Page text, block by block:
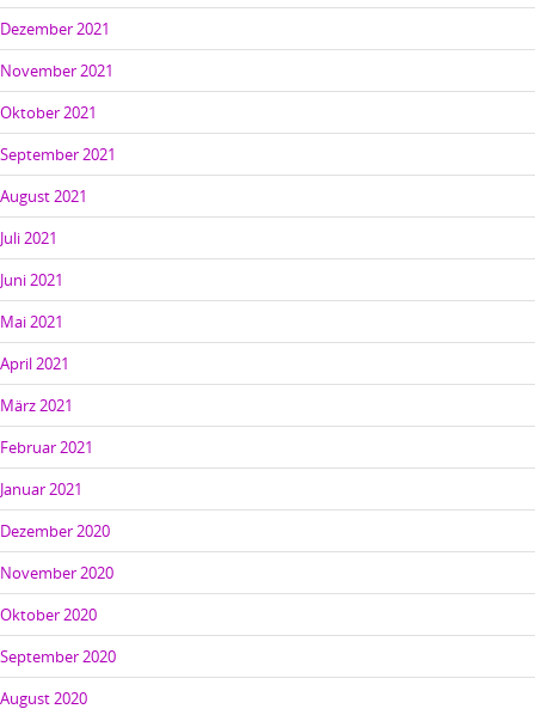
Dezember 2021
November 2021
Oktober 2021
September 2021
August 2021
Juli 2021
Juni 2021
Mai 2021
April 2021
März 2021
Februar 2021
Januar 2021
Dezember 2020
November 2020
Oktober 2020
September 2020
August 2020